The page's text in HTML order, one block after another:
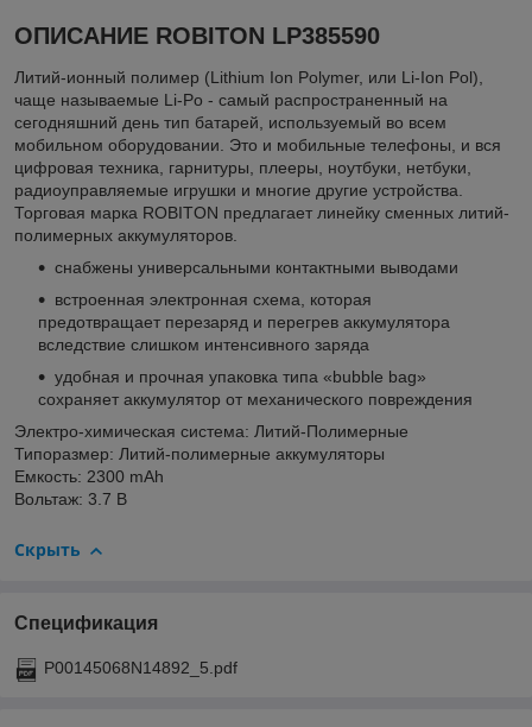
ОПИСАНИЕ ROBITON LP385590
Литий-ионный полимер (Lithium Ion Polymer, или Li-Ion Pol),
чаще называемые Li-Po - самый распространенный на
сегодняшний день тип батарей, используемый во всем
мобильном оборудовании. Это и мобильные телефоны, и вся
цифровая техника, гарнитуры, плееры, ноутбуки, нетбуки,
радиоуправляемые игрушки и многие другие устройства.
Торговая марка ROBITON предлагает линейку сменных литий-
полимерных аккумуляторов.
снабжены универсальными контактными выводами
встроенная электронная схема, которая
предотвращает перезаряд и перегрев аккумулятора
вследствие слишком интенсивного заряда
удобная и прочная упаковка типа «bubble bag»
сохраняет аккумулятор от механического повреждения
Электро-химическая система: Литий-Полимерные
Типоразмер: Литий-полимерные аккумуляторы
Емкость: 2300 mAh
Вольтаж: 3.7 В
Скрыть
Спецификация
P00145068N14892_5.pdf